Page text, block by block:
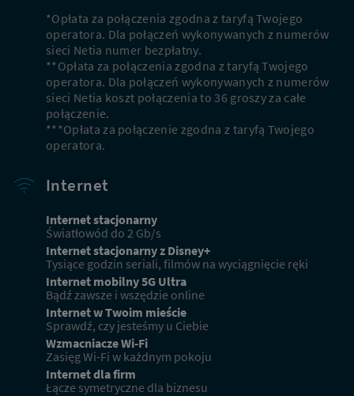
*Opłata za połączenia zgodna z taryfą Twojego
operatora. Dla połączeń wykonywanych z numerów
sieci Netia numer bezpłatny.
**Opłata za połączenia zgodna z taryfą Twojego
operatora. Dla połączeń wykonywanych z numerów
sieci Netia koszt połączenia to 36 groszy za całe
połączenie.
***Opłata za połączenie zgodna z taryfą Twojego
operatora.
Internet
Internet stacjonarny
Światłowód do 2 Gb/s
Internet stacjonarny z Disney+
Tysiące godzin seriali, filmów na wyciągnięcie ręki
Internet mobilny 5G Ultra
Bądź zawsze i wszędzie online
Internet w Twoim mieście
Sprawdź, czy jesteśmy u Ciebie
Wzmacniacze Wi-Fi
Zasięg Wi-Fi w każdnym pokoju
Internet dla firm
Łącze symetryczne dla biznesu